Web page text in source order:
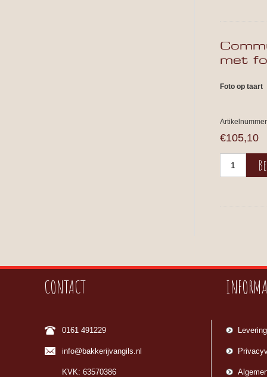
met
Foto op taart
€105,10
CONTACT
0161 491229
info@bakkerijvangils.nl
KVK: 63570386